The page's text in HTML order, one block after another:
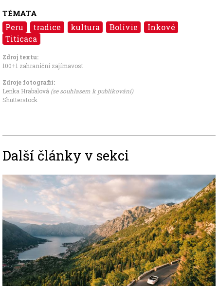
TÉMATA
Peru tradice kultura Bolívie
Inkové
Titicaca
Zdroj textu:
100+1 zahraniční zajímavost
Zdroje fotografii:
Lenka Hrabalová (se souhlasem k publikování)
Shutterstock
Další články v sekci
Image